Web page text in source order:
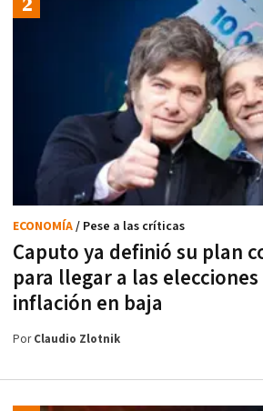
Caputo ya definió su plan
para llegar a las elecciones
inflación en baja
ECONOMÍA/ Pese a las críticas
PorClaudio Zlotnik